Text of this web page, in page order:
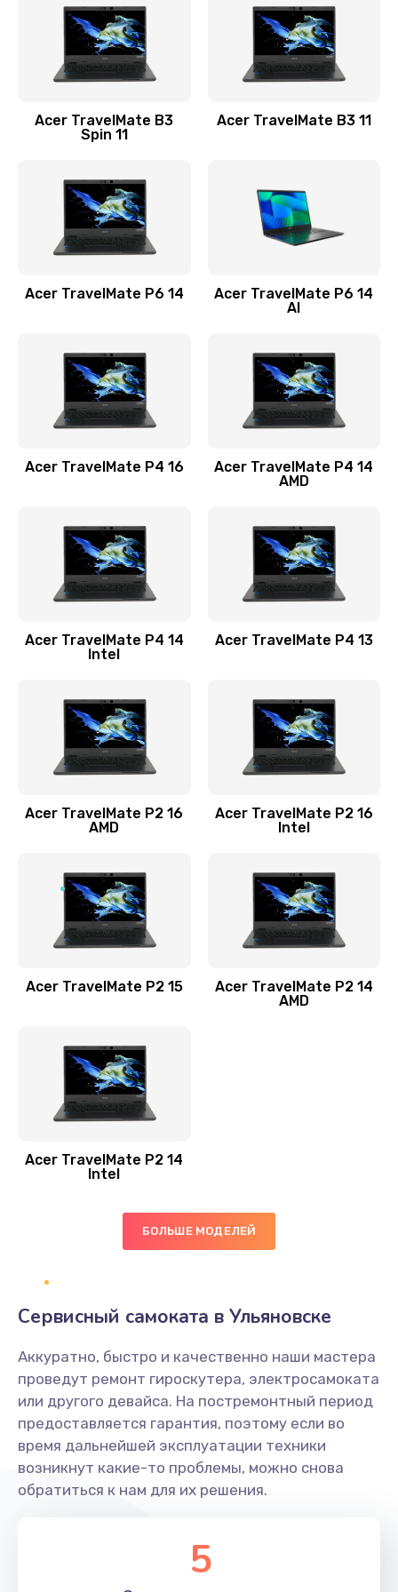
1890 руб.
Замена аккумулятора
Замена USB порта
Заказать
1050 руб.
Замена оперативной памяти
Замена процессора
Замена системы охлаждения
Заказать
950 руб.
Замена экрана
1950 руб.
Заказать
Ремонт цепей питания
2500 руб.
Заказать
Замена жесткого диска
660 руб.
Acer TravelMate B3
Spin 11
Acer TravelMate B3 11
Acer TravelMate P6 14
Acer TravelMate P6 14
AI
Acer TravelMate P4 16
Acer TravelMate P4 14
AMD
Acer TravelMate P4 14
Intel
Acer TravelMate P4 13
Acer TravelMate P2 16
AMD
Acer TravelMate P2 16
Intel
Acer TravelMate P2 15
Acer TravelMate P2 14
AMD
Acer TravelMate P2 14
Intel
БОЛЬШЕ МОДЕЛЕЙ
Сервисный самоката в Ульяновске
Аккуратно, быстро и качественно наши мастера
проведут ремонт гироскутера, электросамоката
или другого девайса. На постремонтный период
предоставляется гарантия, поэтому если во
время дальнейшей эксплуатации техники
возникнут какие-то проблемы, можно снова
обратиться к нам для их решения.
5